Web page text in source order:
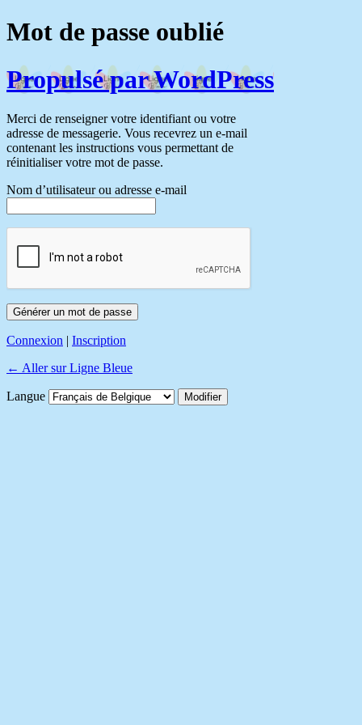
Mot de passe oublié
Propulsé par WordPress
Merci de renseigner votre identifiant ou votre
adresse de messagerie. Vous recevrez un e-mail
contenant les instructions vous permettant de
réinitialiser votre mot de passe.
Nom d’utilisateur ou adresse e-mail
Connexion | Inscription
← Aller sur Ligne Bleue
Langue